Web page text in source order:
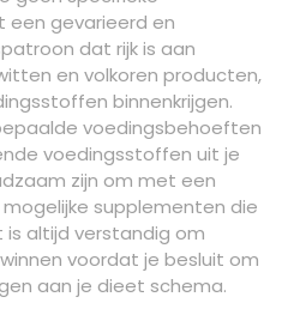
een gevarieerd en
dat rijk is aan
en volkoren producten,
binnenkrijgen.
voedingsbehoeften
voedingsstoffen uit je
zijn om met een
supplementen die
is altijd verstandig om
voordat je besluit om
aan je dieet schema.